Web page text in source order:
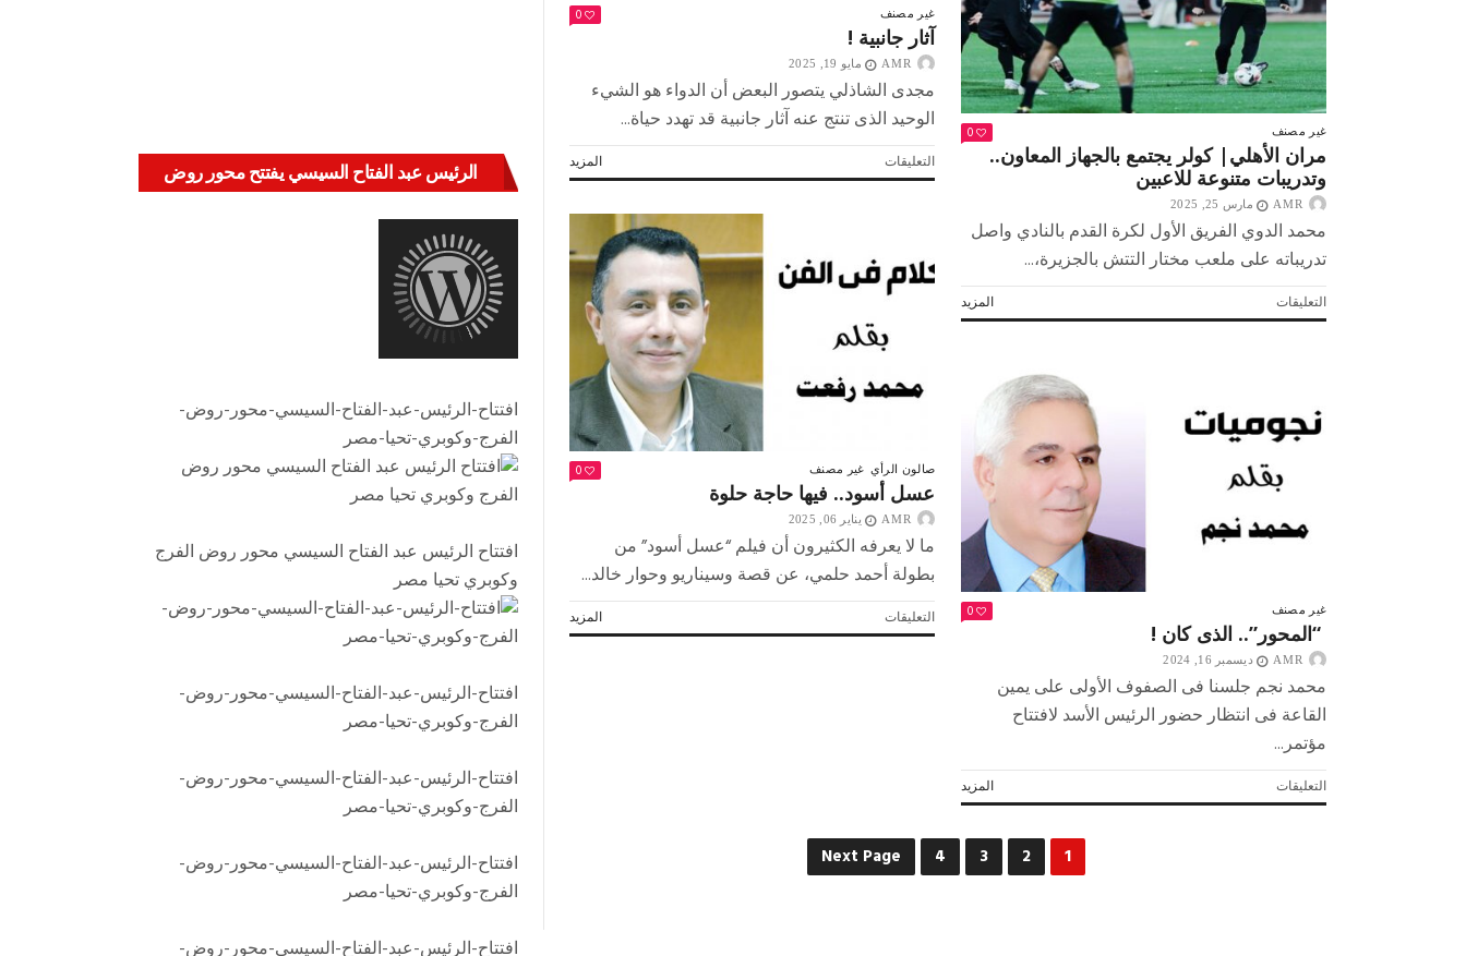
في
بطولة
إفريقيا
مغلقة
غير مصنف 0
آثار جانبية !
AMR مايو 19, 2025
مجدى الشاذلي يتصور البعض أن الدواء هو الشيء
الوحيد الذى تنتج عنه آثار جانبية قد تهدد حياة...
المزيد التعليقاتعلى
آثار
غير مصنف 0
مران الأهلي| كولر يجتمع بالجهاز المعاون..
وتدريبات متنوعة للاعبين
AMR مارس 25, 2025
محمد الدوي الفريق الأول لكرة القدم بالنادي واصل
تدريباته على ملعب مختار التتش بالجزيرة،...
المزيد التعليقاتعلى
مران
المعاون..
وتدريبات
متنوعة
للاعبين
صالون الرأي غير مصنف 0
عسل أسود.. فيها حاجة حلوة
AMR يناير 06, 2025
ما لا يعرفه الكثيرون أن فيلم “عسل أسود” من
بطولة أحمد حلمي، عن قصة وسيناريو وحوار خالد...
المزيد التعليقاتعلى
عسل
غير مصنف 0
“المحور”.. الذى كان !
AMR ديسمبر 16, 2024
محمد نجم جلسنا فى الصفوف الأولى على يمين
القاعة فى انتظار حضور الرئيس الأسد لافتتاح
مؤتمر...
المزيد التعليقاتعلى
“المحور”..
1
2
3
4
Next Page
الرئيس عبد الفتاح السيسي يفتتح محور روض
افتتاح-الرئيس-عبد-الفتاح-السيسي-محور-روض-
الفرج-وكوبري-تحيا-مصر
افتتاح الرئيس عبد الفتاح السيسي محور روض الفرج
وكوبري تحيا مصر
افتتاح-الرئيس-عبد-الفتاح-السيسي-محور-روض-
الفرج-وكوبري-تحيا-مصر
افتتاح-الرئيس-عبد-الفتاح-السيسي-محور-روض-
الفرج-وكوبري-تحيا-مصر
افتتاح-الرئيس-عبد-الفتاح-السيسي-محور-روض-
الفرج-وكوبري-تحيا-مصر
افتتاح-الرئيس-عبد-الفتاح-السيسي-محور-روض-